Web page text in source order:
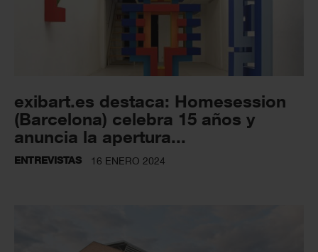
exibart.es destaca: Homesession
(Barcelona) celebra 15 años y
anuncia la apertura...
ENTREVISTAS 16 ENERO 2024